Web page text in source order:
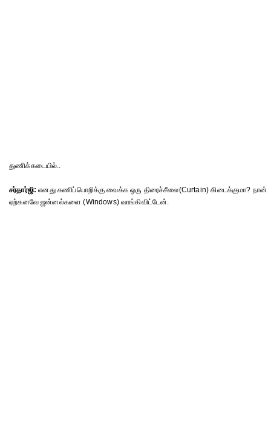
துணிக்கடையில்..
சர்தார்ஜி: எனது கணிப்பொறிக்கு வைக்க ஒரு திரைச்சீலை(Curtain) கிடைக்குமா? நான்
ஏற்கனவே ஜன்னல்களை (Windows) வாங்கிவிட்டேன்.